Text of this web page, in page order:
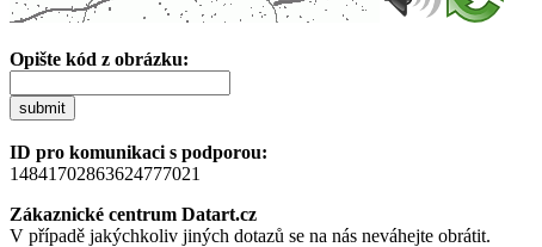
Opište kód z obrázku:
submit
ID pro komunikaci s podporou:
14841702863624777021
Zákaznické centrum Datart.cz
V případě jakýchkoliv jiných dotazů se na nás neváhejte obrátit.